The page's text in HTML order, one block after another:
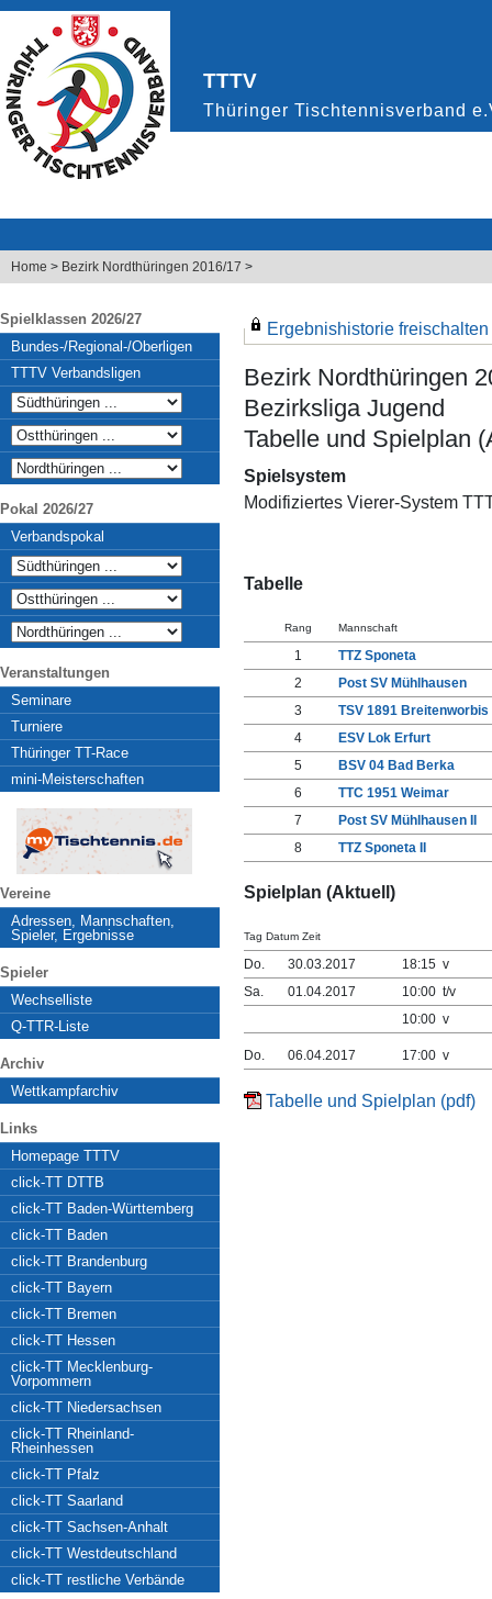
Home > Bezirk Nordthüringen 2016/17 >
Spielklassen 2026/27
Bundes-/Regional-/Oberligen
TTTV Verbandsligen
Pokal 2026/27
Verbandspokal
Veranstaltungen
Seminare
Turniere
Thüringer TT-Race
mini-Meisterschaften
Vereine
Adressen, Mannschaften,
Spieler, Ergebnisse
Spieler
Wechselliste
Q-TTR-Liste
Archiv
Wettkampfarchiv
Links
Homepage TTTV
click-TT DTTB
click-TT Baden-Württemberg
click-TT Baden
click-TT Brandenburg
click-TT Bayern
click-TT Bremen
click-TT Hessen
click-TT Mecklenburg-
Vorpommern
click-TT Niedersachsen
click-TT Rheinland-
Rheinhessen
click-TT Pfalz
click-TT Saarland
click-TT Sachsen-Anhalt
click-TT Westdeutschland
click-TT restliche Verbände
Ergebnishistorie freischalten
Bezirk Nordthüringen
Bezirksliga Jugend
Tabelle und Spielplan
Spielsystem
Modifiziertes Vierer-System
Tabelle
Rang Mannschaft
1
TTZ Sponeta
2
Post SV Mühlhausen
3
TSV 1891 Breitenworbis
4
ESV Lok Erfurt
5
BSV 04 Bad Berka
6
TTC 1951 Weimar
7
Post SV Mühlhausen II
8
TTZ Sponeta II
Spielplan (Aktuell)
Tag Datum Zeit
Do. 30.03.2017
18:15 v
Sa.
01.04.2017
10:00 t/v
10:00 v
Do. 06.04.2017 17:00 v
Tabelle und Spielplan (pdf)